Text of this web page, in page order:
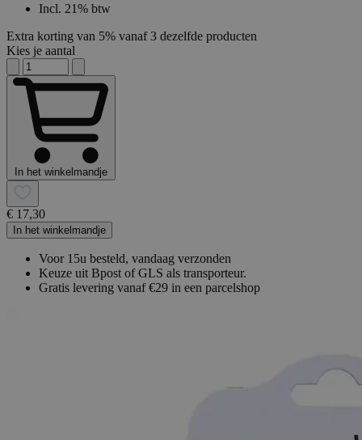
Incl. 21% btw
Extra korting van 5% vanaf 3 dezelfde producten
Kies je aantal
In het winkelmandje
€ 17,30
In het winkelmandje
Voor 15u besteld, vandaag verzonden
Keuze uit Bpost of GLS als transporteur.
Gratis levering vanaf €29 in een parcelshop